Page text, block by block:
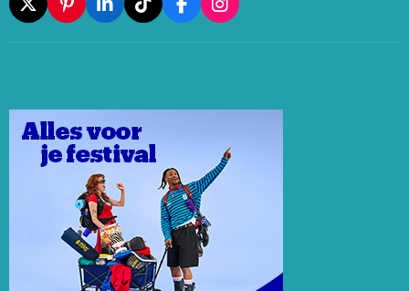
X
P
I
N
E
S
T
L
I
N
I
N
T
I
K
F
A
C
O
I
N
S
R
M